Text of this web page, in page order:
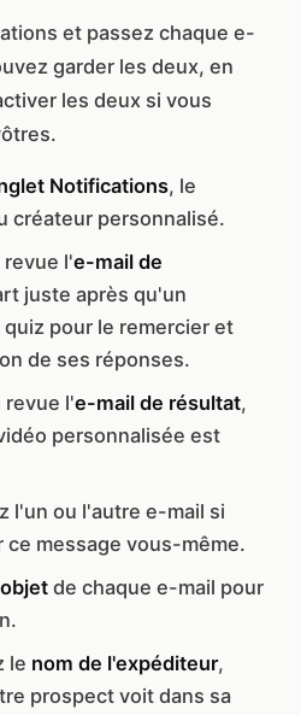
et passez chaque e-
garder les deux, en
les deux si vous
Notifications, le
créateur personnalisé.
revue l'e-mail de
juste après qu'un
pour le remercier et
de ses réponses.
revue l'e-mail de résultat,
personnalisée est
l'un ou l'autre e-mail si
message vous-même.
objet de chaque e-mail pour
le nom de l'expéditeur,
prospect voit dans sa